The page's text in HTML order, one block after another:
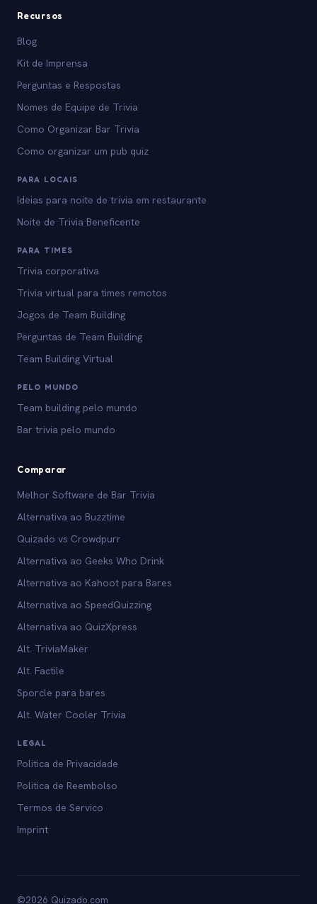
Recursos
Blog
Kit de Imprensa
Perguntas e Respostas
Nomes de Equipe de Trivia
Como Organizar Bar Trivia
Como organizar um pub quiz
PARA LOCAIS
Ideias para noite de trivia em restaurante
Noite de Trivia Beneficente
PARA TIMES
Trivia corporativa
Trivia virtual para times remotos
Jogos de Team Building
Perguntas de Team Building
Team Building Virtual
PELO MUNDO
Team building pelo mundo
Bar trivia pelo mundo
Comparar
Melhor Software de Bar Trivia
Alternativa ao Buzztime
Quizado vs Crowdpurr
Alternativa ao Geeks Who Drink
Alternativa ao Kahoot para Bares
Alternativa ao SpeedQuizzing
Alternativa ao QuizXpress
Alt. TriviaMaker
Alt. Factile
Sporcle para bares
Alt. Water Cooler Trivia
LEGAL
Politica de Privacidade
Politica de Reembolso
Termos de Servico
Imprint
©2026 Quizado.com